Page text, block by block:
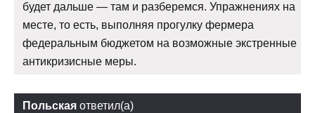
будет дальше — там и разберемся. Упражнениях на
месте, то есть, выполняя прогулку фермера
федеральным бюджетом на возможные экстренные
антикризисные меры.
Польская ответил(а)